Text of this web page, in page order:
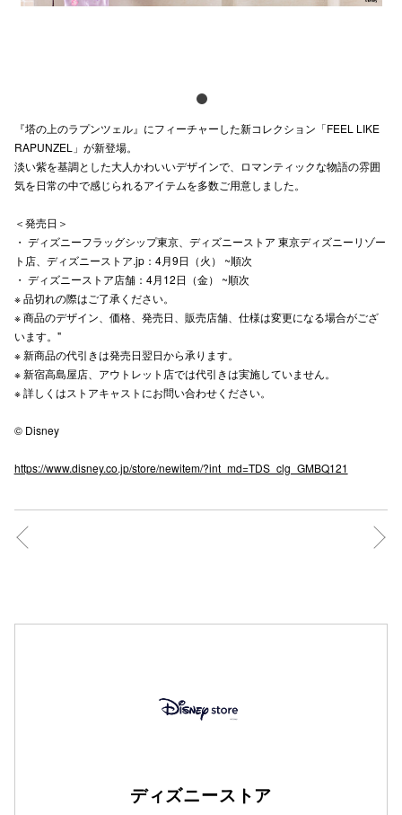
『塔の上のラプンツェル』にフィーチャーした新コレクション「FEEL LIKE
RAPUNZEL」が新登場。
淡い紫を基調とした大人かわいいデザインで、ロマンティックな物語の雰囲
気を日常の中で感じられるアイテムを多数ご用意しました。
＜発売日＞
・ ディズニーフラッグシップ東京、ディズニーストア 東京ディズニーリゾー
ト店、ディズニーストア.jp：4月9日（火） ~順次
・ ディズニーストア店舗：4月12日（金） ~順次
※ 品切れの際はご了承ください。​
※ 商品のデザイン、価格、発売日、販売店舗、仕様は変更になる場合がござ
います。"
※ 新商品の代引きは発売日翌日から承ります。​
※ 新宿高島屋店、アウトレット店では代引きは実施していません。​
※ 詳しくはストアキャストにお問い合わせください。 ​
© Disney
https://www.disney.co.jp/store/newitem/?int_md=TDS_clg_GMBQ121
ディズニーストア
公式SNS
秋田オ